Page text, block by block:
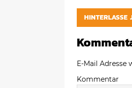
HINTERLASSE
E-Mail
Kommentar